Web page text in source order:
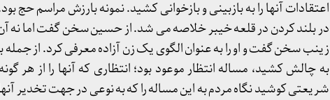
اعتقادات آنها را به بازبینی و بازخوانی کشید. نمونه بارزش مراسم
در بلند کردن در قلعه خیبر خلاصه می شد. از حسین سخن گفت اما نه
زینب سخن گفت و او را به عنوان الگوی یک زن آزاده معرفی کرد. از جمله
به چالش کشید، مساله انتظار موعود بود؛ انتظاری که آنها را از هر
شریعتی کوشید نگاه مردم به این مساله را که به نوعی در جهت تخدیر